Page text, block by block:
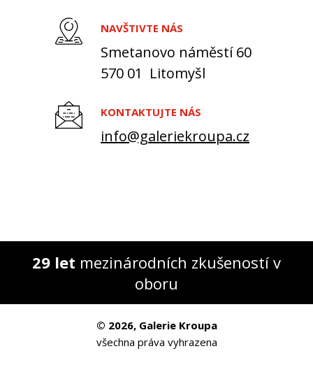
NAVŠTIVTE NÁS
Smetanovo náměstí 60
570 01 Litomyšl
KONTAKTUJTE NÁS
info@galeriekroupa.cz
29 let mezinárodních zkušeností v
oboru
© 2026, Galerie Kroupa
všechna práva vyhrazena